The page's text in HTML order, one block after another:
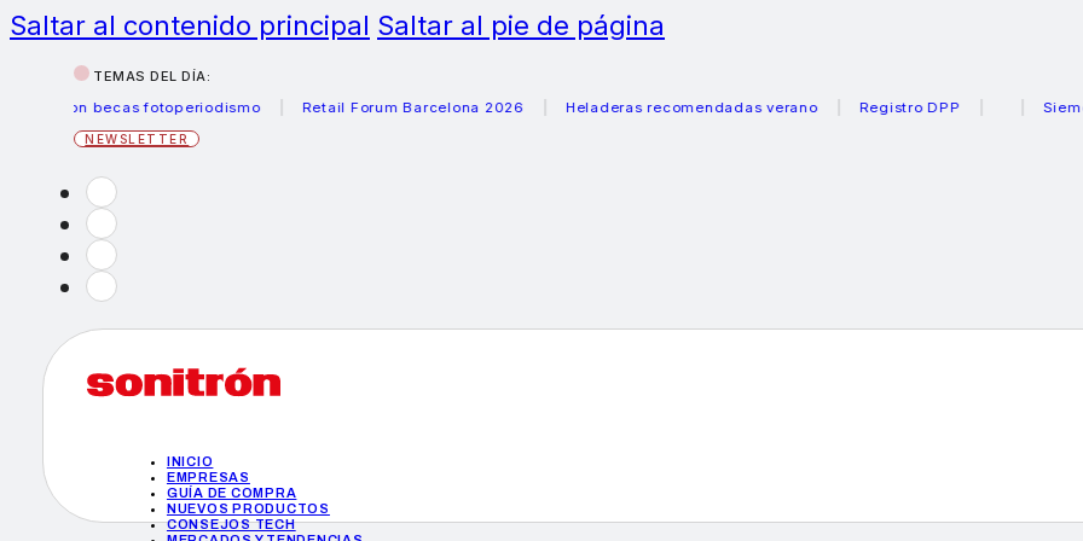
Saltar al contenido principal Saltar al pie de página
TEMAS DEL DÍA:
becas fotoperiodismo
Retail Forum Barcelona 2026 Heladeras recomendadas verano Registro DPP Siemens
NEWSLETTER
INICIO
EMPRESAS
GUÍA DE COMPRA
NUEVOS PRODUCTOS
CONSEJOS TECH